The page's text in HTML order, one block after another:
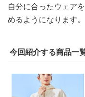
自分に合ったウェア
めるようになります。
今回紹介する商品一